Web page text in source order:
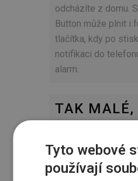
odcházíte z domu.
Button může plnit i
tlačítka, kdy po
notifikaci do
alarm.
TAK MALÉ,
VEJDE I
Bezdrátové
rozměry vám
Tyto webové
používají